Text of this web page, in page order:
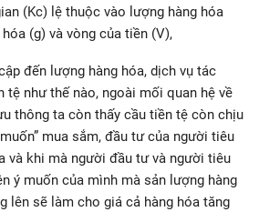
(Kc) lệ thuộc vào lượng hàng hóa
(g) và vòng của tiền (V),
đến lượng hàng hóa, dịch vụ tác
tệ như thế nào, ngoài mối quan hệ về
thông ta còn thấy cầu tiền tệ còn chịu
mua sắm, đầu tư của người tiêu
và khi mà người đầu tư và người tiêu
ý muốn của mình mà sản lượng hàng
lên sẽ làm cho giá cả hàng hóa tăng